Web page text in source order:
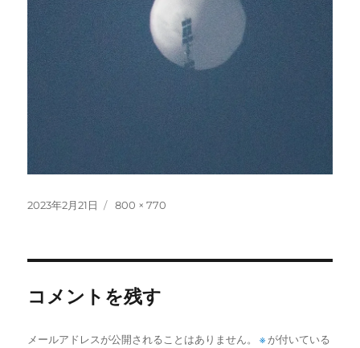
投
2023年2月21日
フ
800 × 770
コメントを残す
メールアドレスが公開されることはありません。 ※ が付いている